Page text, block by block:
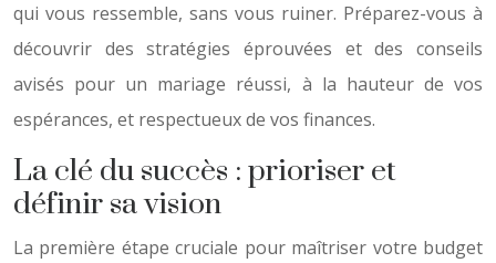
qui vous ressemble, sans vous ruiner. Préparez-vous à
découvrir des stratégies éprouvées et des conseils
avisés pour un mariage réussi, à la hauteur de vos
espérances, et respectueux de vos finances.
La clé du succès : prioriser et
définir sa vision
La première étape cruciale pour maîtriser votre budget